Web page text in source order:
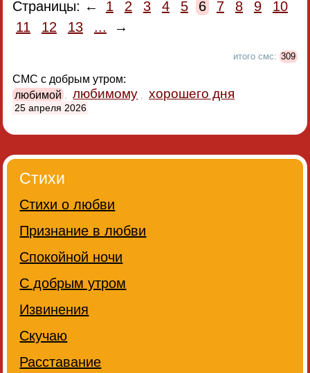
Страницы: ←
1 2 3 4 5 6 7 8 9
10
11
12 13 ... →
итого смс: 309
СМС с добрым утром:
любимой , любимому , хорошего дня
25 апреля 2026
Стихи
Стихи о любви
Признание в любви
Спокойной ночи
С добрым утром
Извинения
Скучаю
Расставание